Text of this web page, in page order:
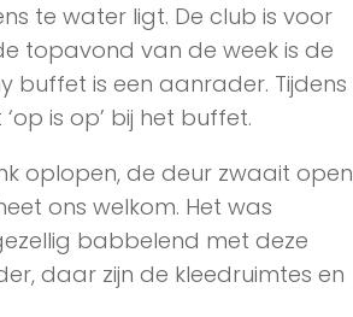
te water ligt. De club is voor
topavond van de week is de
buffet is een aanrader. Tijdens
is op’ bij het buffet.
oplopen, de deur zwaait open
ons welkom. Het was
babbelend met deze
daar zijn de kleedruimtes en